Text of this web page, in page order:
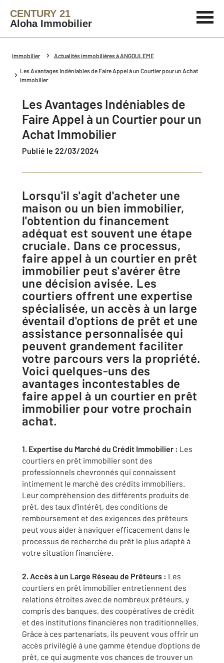
CENTURY 21
Aloha Immobilier
Immobilier Actualités immobilières à ANGOULEME
Les Avantages Indéniables de Faire Appel à un Courtier pour un Achat
Immobilier
Les Avantages Indéniables de
Faire Appel à un Courtier pour un
Achat Immobilier
Publié le 22/03/2024
Lorsqu'il s'agit d'acheter une
maison ou un bien immobilier,
l'obtention du financement
adéquat est souvent une étape
cruciale. Dans ce processus,
faire appel à un courtier en prêt
immobilier peut s'avérer être
une décision avisée. Les
courtiers offrent une expertise
spécialisée, un accès à un large
éventail d'options de prêt et une
assistance personnalisée qui
peuvent grandement faciliter
votre parcours vers la propriété.
Voici quelques-uns des
avantages incontestables de
faire appel à un courtier en prêt
immobilier pour votre prochain
achat.
1. Expertise du Marché du Crédit Immobilier : Les
courtiers en prêt immobilier sont des
professionnels chevronnés qui connaissent
intimement le marché des crédits immobiliers.
Leur compréhension des différents produits de
prêt, des taux d'intérêt, des conditions de
remboursement et des exigences des prêteurs
peut vous aider à naviguer efficacement dans le
processus de recherche du prêt le plus adapté à
votre situation financière.
2. Accès à un Large Réseau de Prêteurs : Les
courtiers en prêt immobilier entretiennent des
relations étroites avec de nombreux prêteurs, y
compris des banques, des coopératives de crédit
et des institutions financières non traditionnelles.
Grâce à ces partenariats, ils peuvent vous offrir un
accès privilégié à une gamme étendue d'options de
prêt, ce qui augmente vos chances de trouver un